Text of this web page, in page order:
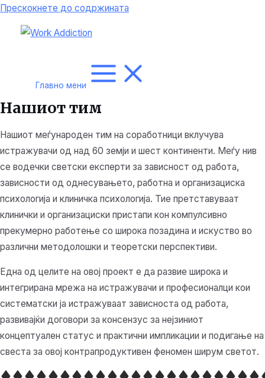
Прескокнете до содржината
Главно мени
Нашиот тим
Нашиот меѓународен тим на соработници вклучува
истражувачи од над 60 земји и шест континенти. Меѓу нив
се водечки светски експерти за зависност од работа,
зависности од однесувањето, работна и организациска
психологија и клиничка психологија. Тие претставуваат
клинички и организациски пристапи кон компулсивно
прекумерно работење со широка позадина и искуство во
различни методолошки и теоретски перспективи.
Една од целите на овој проект е да развие широка и
интегрирана мрежа на истражувачи и професионалци кои
систематски ја истражуваат зависноста од работа,
развивајќи договори за консензус за нејзиниот
концептуален статус и практични импликации и подигање на
свеста за овој контрапродуктивен феномен ширум светот.